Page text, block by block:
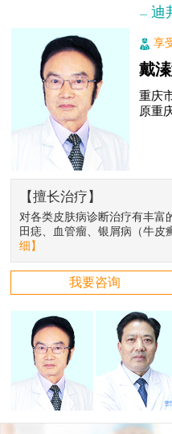
--- 迪
享
戴
重庆
原重
【擅长治疗】
对各类皮肤病诊断治疗有丰富
田痣、血管瘤、银屑病（牛皮
细】
我要咨询